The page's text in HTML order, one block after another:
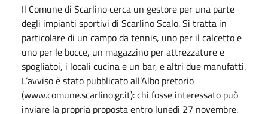
Il Comune di Scarlino cerca un gestore per una parte
degli impianti sportivi di Scarlino Scalo. Si tratta in
particolare di un campo da tennis, uno per il calcetto e
uno per le bocce, un magazzino per attrezzature e
spogliatoi, i locali cucina e un bar, e altri due manufatti.
L’avviso è stato pubblicato all’Albo pretorio
(www.comune.scarlino.gr.it): chi fosse interessato può
inviare la propria proposta entro lunedì 27 novembre.